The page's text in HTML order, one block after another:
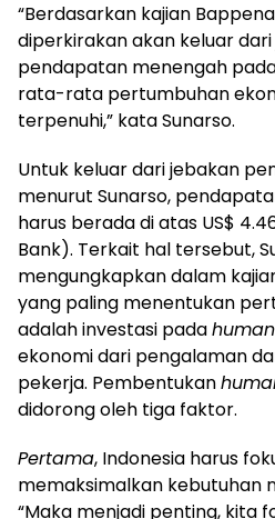
“Berdasarkan kajian
diperkirakan akan keluar
pendapatan menengah
rata-rata pertumbuhan
terpenuhi,” kata Sunarso.
Untuk keluar dari jebakan
menurut Sunarso,
harus berada di atas US$
Bank). Terkait hal tersebut,
mengungkapkan dalam
yang paling menentukan
adalah investasi pada
ekonomi dari pengalaman
pekerja. Pembentukan
didorong oleh tiga faktor.
Pertama, Indonesia harus
memaksimalkan kebutuhan
“Maka menjadi penting, kita